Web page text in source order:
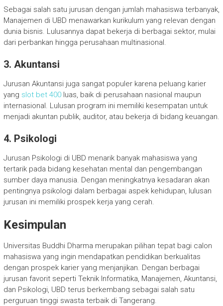
Sebagai salah satu jurusan dengan jumlah mahasiswa terbanyak,
Manajemen di UBD menawarkan kurikulum yang relevan dengan
dunia bisnis. Lulusannya dapat bekerja di berbagai sektor, mulai
dari perbankan hingga perusahaan multinasional.
3. Akuntansi
Jurusan Akuntansi juga sangat populer karena peluang karier
yang slot bet 400luas, baik di perusahaan nasional maupun
internasional. Lulusan program ini memiliki kesempatan untuk
menjadi akuntan publik, auditor, atau bekerja di bidang keuangan.
4. Psikologi
Jurusan Psikologi di UBD menarik banyak mahasiswa yang
tertarik pada bidang kesehatan mental dan pengembangan
sumber daya manusia. Dengan meningkatnya kesadaran akan
pentingnya psikologi dalam berbagai aspek kehidupan, lulusan
jurusan ini memiliki prospek kerja yang cerah.
Kesimpulan
Universitas Buddhi Dharma merupakan pilihan tepat bagi calon
mahasiswa yang ingin mendapatkan pendidikan berkualitas
dengan prospek karier yang menjanjikan. Dengan berbagai
jurusan favorit seperti Teknik Informatika, Manajemen, Akuntansi,
dan Psikologi, UBD terus berkembang sebagai salah satu
perguruan tinggi swasta terbaik di Tangerang.